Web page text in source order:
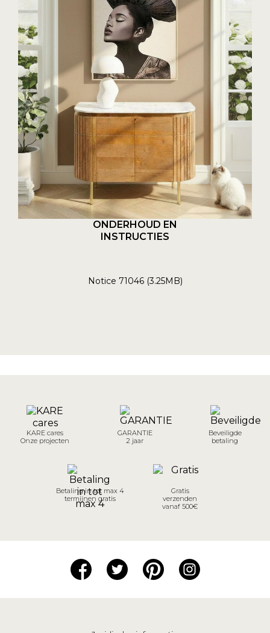
ONDERHOUD EN
INSTRUCTIES
Notice 71046 (3.25MB)
KARE cares
Onze projecten
GARANTIE
2 jaar
Beveiligde
betaling
Betaling in tot max 4
termijnen gratis
Gratis
verzenden
vanaf 500€